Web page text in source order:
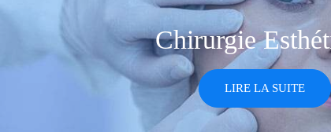
Chirurgie
LIRE LA SUITE